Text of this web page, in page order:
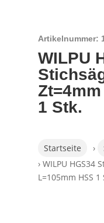
Artikelnummer:
WILPU
1 Stk.
Startseite ›
› WILPU HGS34
L=105mm HSS 1